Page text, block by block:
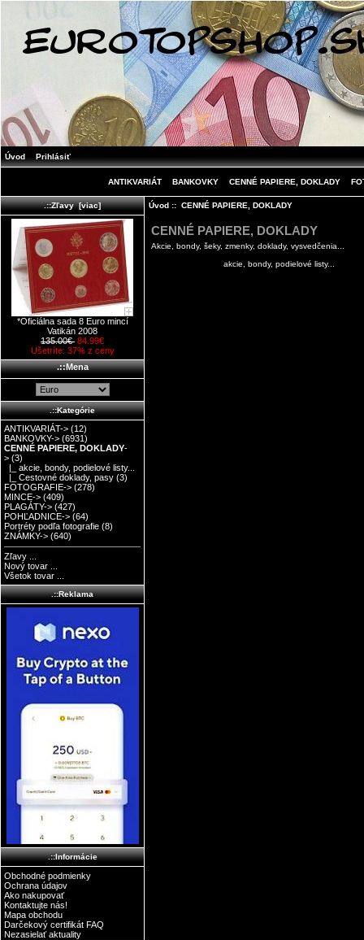
Úvod Prihlásiť
ANTIKVARIÁT BANKOVKY CENNÉ PAPIERE, DOKLADY
.::Zľavy [viac]
*Oficiálna sada 8 Euro mincí
Vatikán 2008
135.00€ 84.99€
Ušetríte: 37% z ceny
.::Mena
.::Kategórie
ANTIKVARIÁT-> (12)
BANKOVKY-> (6931)
CENNÉ PAPIERE, DOKLADY-
> (3)
|_ akcie, bondy, podielové listy...
|_ Cestovné doklady, pasy (3)
FOTOGRAFIE-> (278)
MINCE-> (409)
PLAGÁTY-> (427)
POHĽADNICE-> (64)
Portréty podľa fotografie (8)
ZNÁMKY-> (640)
Zľavy ...
Nový tovar ...
Všetok tovar ...
.::Reklama
.::Informácie
Obchodné podmienky
Ochrana údajov
Ako nakupovať
Kontaktujte nás!
Mapa obchodu
Darčekový certifikát FAQ
Nezasielať aktuality
Úvod:: CENNÉ PAPIERE, DOKLADY
CENNÉ PAPIERE, DOKLADY
Akcie, bondy, šeky, zmenky, doklady, vysvedčenia...
akcie, bondy, podielové listy...